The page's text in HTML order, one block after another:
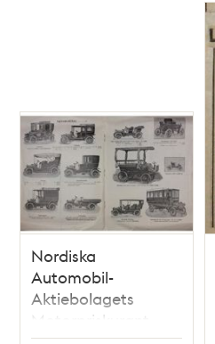
Nordiska
Automobil-
Aktiebolagets
Motorpriskurant